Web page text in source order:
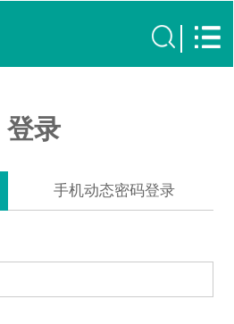
登录
手机动态密码登录